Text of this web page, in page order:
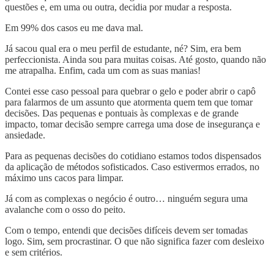
questões e, em uma ou outra, decidia por mudar a resposta.
Em 99% dos casos eu me dava mal.
Já sacou qual era o meu perfil de estudante, né? Sim, era bem
perfeccionista. Ainda sou para muitas coisas. Até gosto, quando não
me atrapalha. Enfim, cada um com as suas manias!
Contei esse caso pessoal para quebrar o gelo e poder abrir o capô
para falarmos de um assunto que atormenta quem tem que tomar
decisões. Das pequenas e pontuais às complexas e de grande
impacto, tomar decisão sempre carrega uma dose de insegurança e
ansiedade.
Para as pequenas decisões do cotidiano estamos todos dispensados
da aplicação de métodos sofisticados. Caso estivermos errados, no
máximo uns cacos para limpar.
Já com as complexas o negócio é outro… ninguém segura uma
avalanche com o osso do peito.
Com o tempo, entendi que decisões difíceis devem ser tomadas
logo. Sim, sem procrastinar. O que não significa fazer com desleixo
e sem critérios.